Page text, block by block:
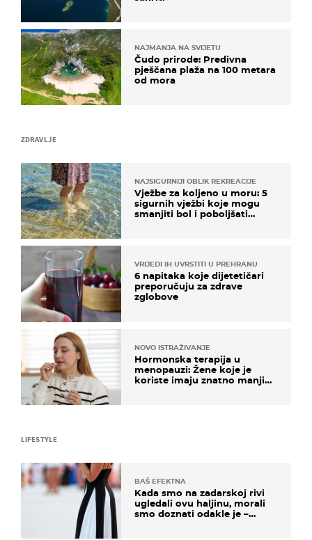
ZDRAVLJE
NAJSIGURNIJI OBLIK REKREACIJE
Vježbe za koljeno u moru: 5
sigurnih vježbi koje mogu
smanjiti bol i poboljšati
VRIJEDI IH UVRSTITI U PREHRANU
6 napitaka koje dijetetičari
preporučuju za zdrave
zglobove
NOVO ISTRAŽIVANJE
Hormonska terapija u
menopauzi: Žene koje je
koriste imaju znatno manji
NAJMANJA NA SVIJETU
Čudo prirode: Predivna
pješčana plaža na 100 metara
od mora
LIFESTYLE
BAŠ EFEKTNA
Kada smo na zadarskoj rivi
ugledali ovu haljinu, morali
smo doznati odakle je –